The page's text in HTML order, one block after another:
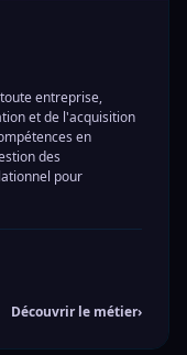
entreprise,
et de l'acquisition
en
des
pour
Découvrir le métier›